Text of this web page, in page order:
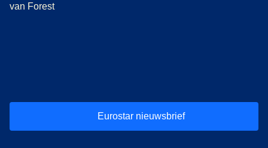
van Forest
Eurostar nieuwsbrief